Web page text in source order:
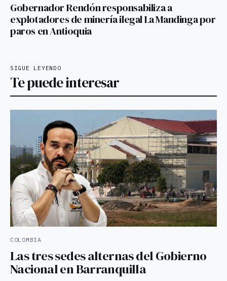
Gobernador Rendón responsabiliza a
explotadores de minería ilegal La Mandinga por
paros en Antioquia
SIGUE LEYENDO
Te puede interesar
COLOMBIA
Las tres sedes alternas del Gobierno
Nacional en Barranquilla